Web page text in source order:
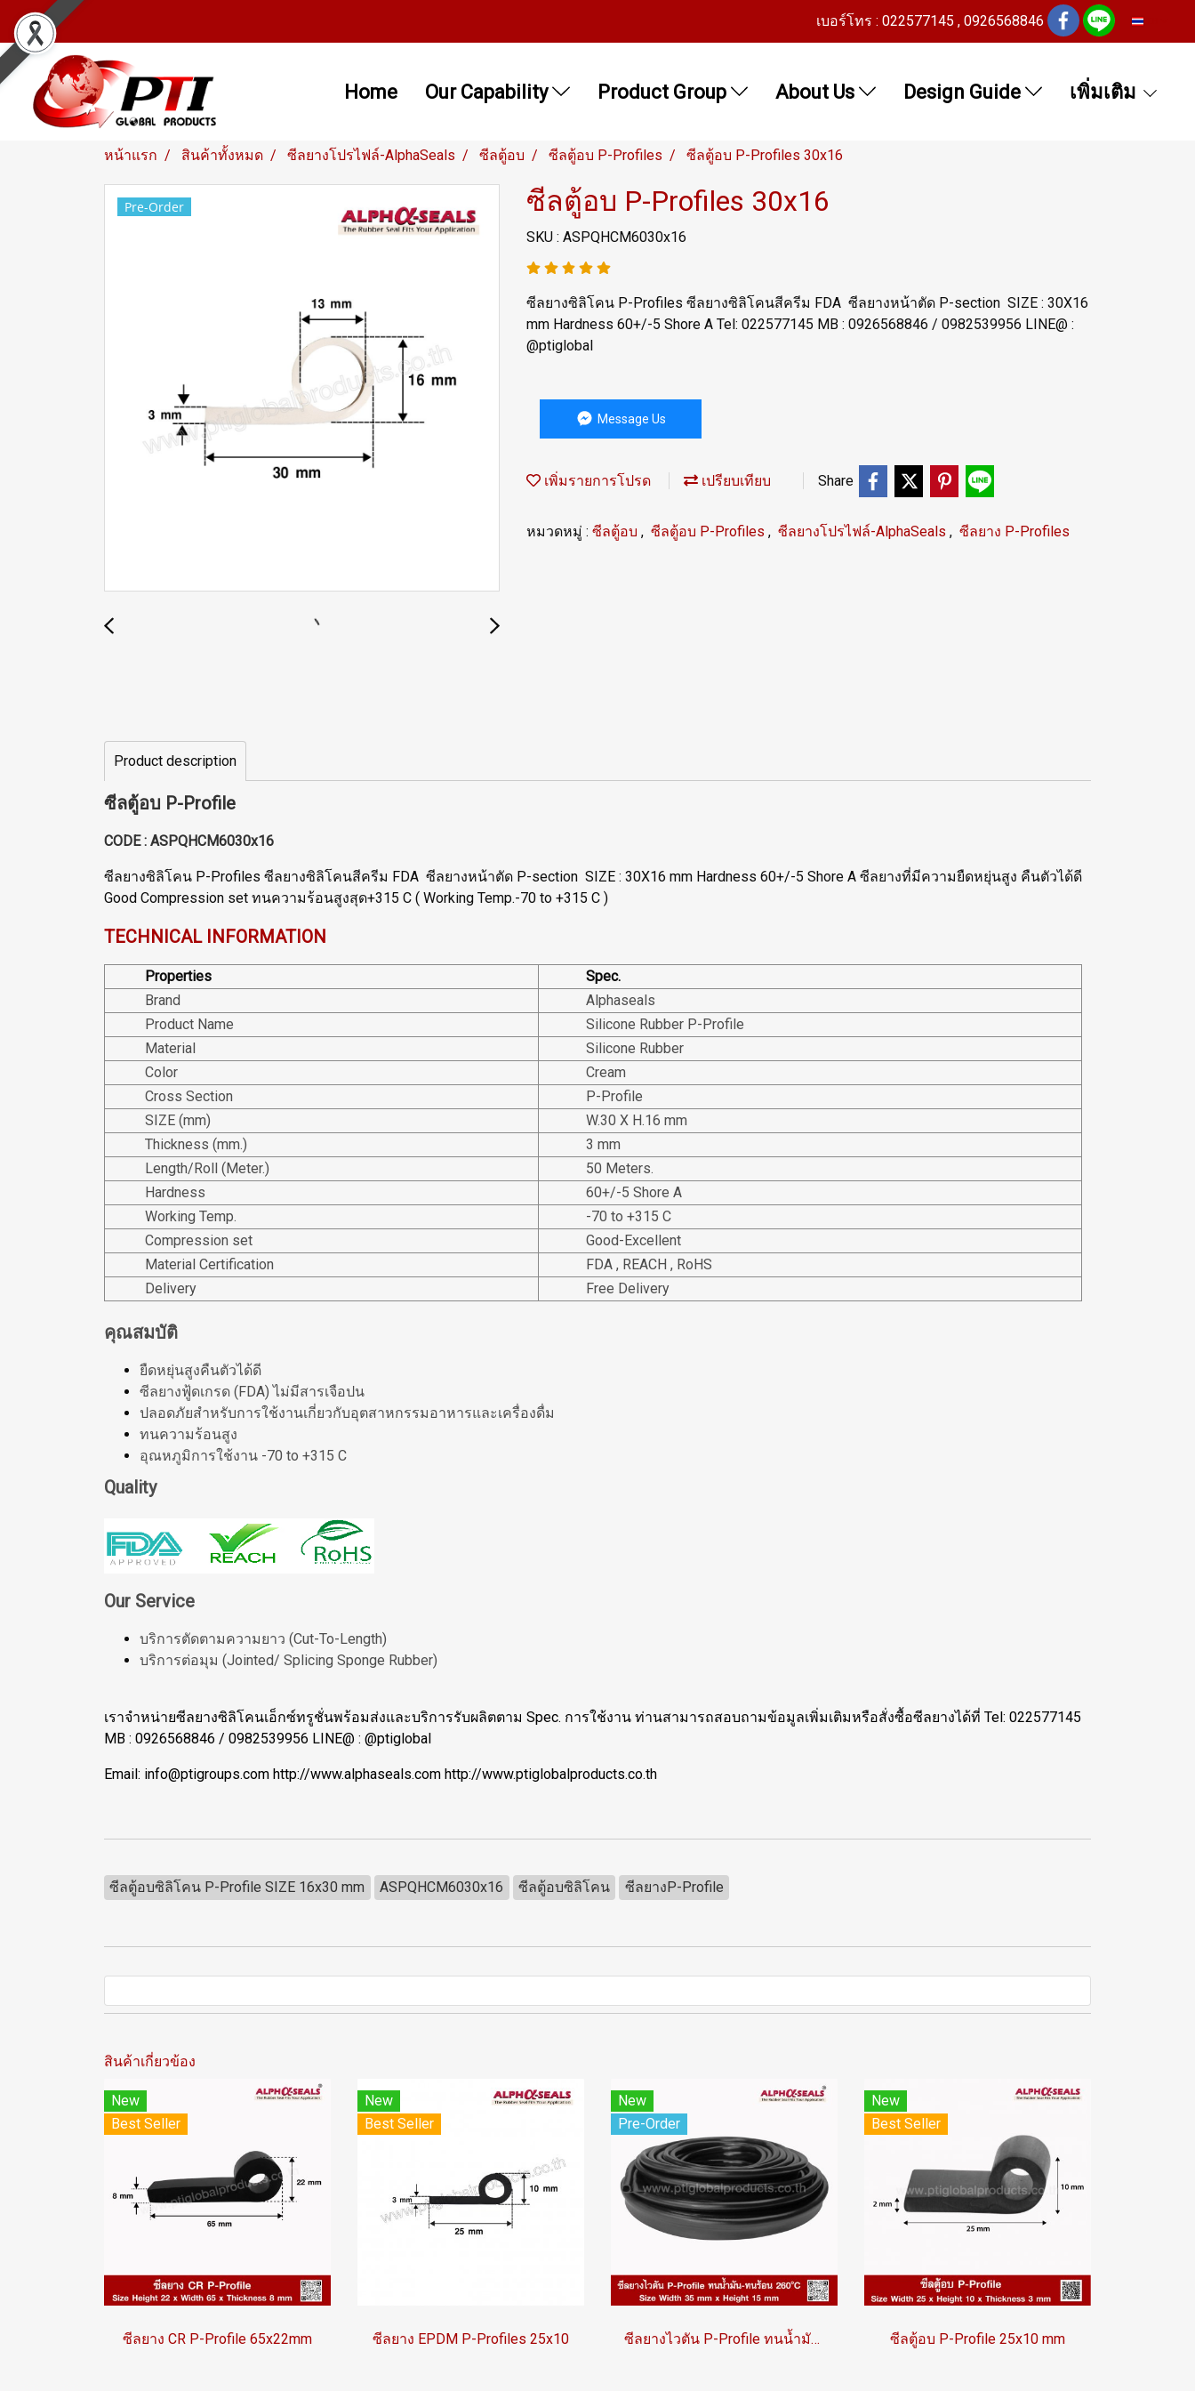
เบอร์โทร : 022577145 , 0926568846
Home Our Capability Product Group About Us Design Guide เพิ่มเติม
หน้าแรก สินค้าทั้งหมด ซีลยางโปรไฟล์-AlphaSeals ซีลตู้อบ ซีลตู้อบ P-Profiles ซีลตู้อบ P-Profiles 30x16
Pre-Order ซีลตู้อบ P-Profiles 30x16
SKU : ASPQHCM6030x16
ซีลยางซิลิโคน P-Profiles ซีลยางซิลิโคนสีครีม FDA ซีลยางหน้าตัด P-section SIZE : 30X16
mm Hardness 60+/-5 Shore A Tel: 022577145 MB : 0926568846 / 0982539956 LINE@ :
@ptiglobal
Message Us
เพิ่มรายการโปรด เปรียบเทียบ Share
หมวดหมู่ : ซีลตู้อบ , ซีลตู้อบ P-Profiles , ซีลยางโปรไฟล์-AlphaSeals , ซีลยาง P-Profiles
Product description
ซีลตู้อบ P-Profile
CODE : ASPQHCM6030x16
ซีลยางซิลิโคน P-Profiles ซีลยางซิลิโคนสีครีม FDA ซีลยางหน้าตัด P-section SIZE : 30X16 mm Hardness 60+/-5 Shore A ซีลยางที่มีความยืดหยุ่นสูง คืนตัวได้ดี
Good Compression set ทนความร้อนสูงสุด+315 C ( Working Temp.-70 to +315 C )
TECHNICAL INFORMATION
Properties
Spec.
Brand
Alphaseals
Product Name
Silicone Rubber P-Profile
Material
Silicone Rubber
Color
Cream
Cross Section
P-Profile
SIZE (mm)
W.30 X H.16 mm
Thickness (mm.)
3 mm
Length/Roll (Meter.)
50 Meters.
Hardness
60+/-5 Shore A
Working Temp.
-70 to +315 C
Compression set
Good-Excellent
Material Certification
FDA , REACH , RoHS
Delivery
Free Delivery
คุณสมบัติ
ยืดหยุ่นสูงคืนตัวได้ดี
ซีลยางฟู้ดเกรด (FDA) ไม่มีสารเจือปน
ปลอดภัยสำหรับการใช้งานเกี่ยวกับอุตสาหกรรมอาหารและเครื่องดื่ม
ทนความร้อนสูง
อุณหภูมิการใช้งาน -70 to +315 C
Quality
Our Service
บริการตัดตามความยาว (Cut-To-Length)
บริการต่อมุม (Jointed/ Splicing Sponge Rubber)
เราจำหน่ายซีลยางซิลิโคนเอ็กซ์ทรูชั่นพร้อมส่งและบริการรับผลิตตาม Spec. การใช้งาน ท่านสามารถสอบถามข้อมูลเพิ่มเติมหรือสั่งซื้อซีลยางได้ที่ Tel: 022577145
MB : 0926568846 / 0982539956 LINE@ : @ptiglobal
Email: info@ptigroups.com http://www.alphaseals.com http://www.ptiglobalproducts.co.th
ซีลตู้อบซิลิโคน P-Profile SIZE 16x30 mm ASPQHCM6030x16 ซีลตู้อบซิลิโคน ซีลยางP-Profile
สินค้าเกี่ยวข้อง
New
Best Seller
ซีลยาง CR P-Profile 65x22mm
New
Best Seller
ซีลยาง EPDM P-Profiles 25x10
New
Pre-Order
ซีลยางไวตัน P-Profile ทนน้ำมัน-ทนร้อน 260°C | AlphaSeals® | 35×15มม. 50เมตร | สีดำ | VITON FKM
New
Best Seller
ซีลตู้อบ P-Profile 25x10 mm